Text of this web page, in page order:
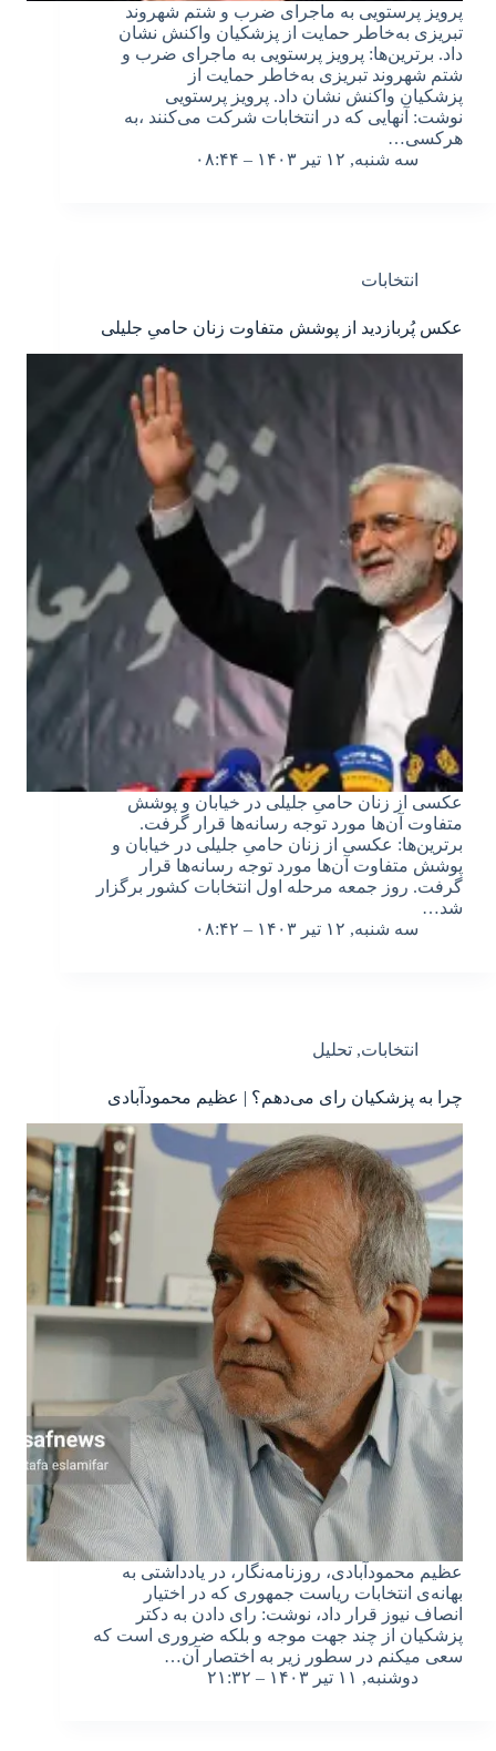
پرویز پرستویی به ماجرای ضرب و شتم شهروند
تبریزی به‌خاطر حمایت از پزشکیان واکنش نشان
داد. برترین‌ها: پرویز پرستویی به ماجرای ضرب و
شتم شهروند تبریزی به‌خاطر حمایت از
پزشکیان واکنش نشان داد. پرویز پرستویی
نوشت: آنهایی که در انتخابات شرکت می‌کنند ،به
هرکسی…
سه شنبه, ۱۲ تیر ۱۴۰۳ – ۰۸:۴۴
انتخابات
عکس پُربازدید از پوشش متفاوت زنان حامیِ جلیلی
عکسی از زنان حامیِ جلیلی در خیابان و پوشش
متفاوت آن‌ها مورد توجه رسانه‌ها قرار گرفت.
برترین‌ها: عکسی از زنان حامیِ جلیلی در خیابان و
پوشش متفاوت آن‌ها مورد توجه رسانه‌ها قرار
گرفت. روز جمعه مرحله اول انتخابات کشور برگزار
شد…
سه شنبه, ۱۲ تیر ۱۴۰۳ – ۰۸:۴۲
انتخابات, تحلیل
چرا به پزشکیان رای می­‌دهم؟ | عظیم محمودآبادی
عظیم محمودآبادی، روزنامه‌نگار، در یادداشتی به
بهانه‌ی انتخابات ریاست جمهوری که در اختیار
انصاف نیوز قرار داد، نوشت: رای دادن به دکتر
پزشکیان از چند جهت موجه و بلکه ضروری است که
سعی می­کنم در سطور زیر به اختصار آن…
دوشنبه, ۱۱ تیر ۱۴۰۳ – ۲۱:۳۲